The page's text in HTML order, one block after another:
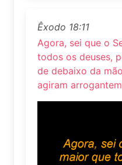
Êxodo 18:11
Agora, sei que o
todos os deuses,
de debaixo da
agiram